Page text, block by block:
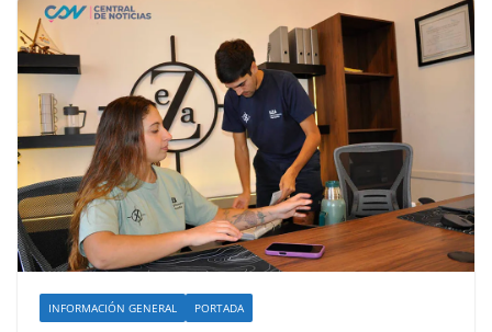
INFORMACIÓN GENERAL PORTADA